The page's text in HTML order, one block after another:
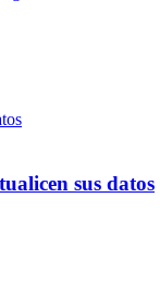
sus datos